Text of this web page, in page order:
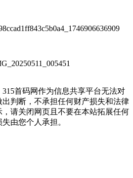
首码网作为信息共享平台无法对
判断，不承担任何财产损失和法律
请关闭网页且不要在本站拓展任何
由您个人承担。